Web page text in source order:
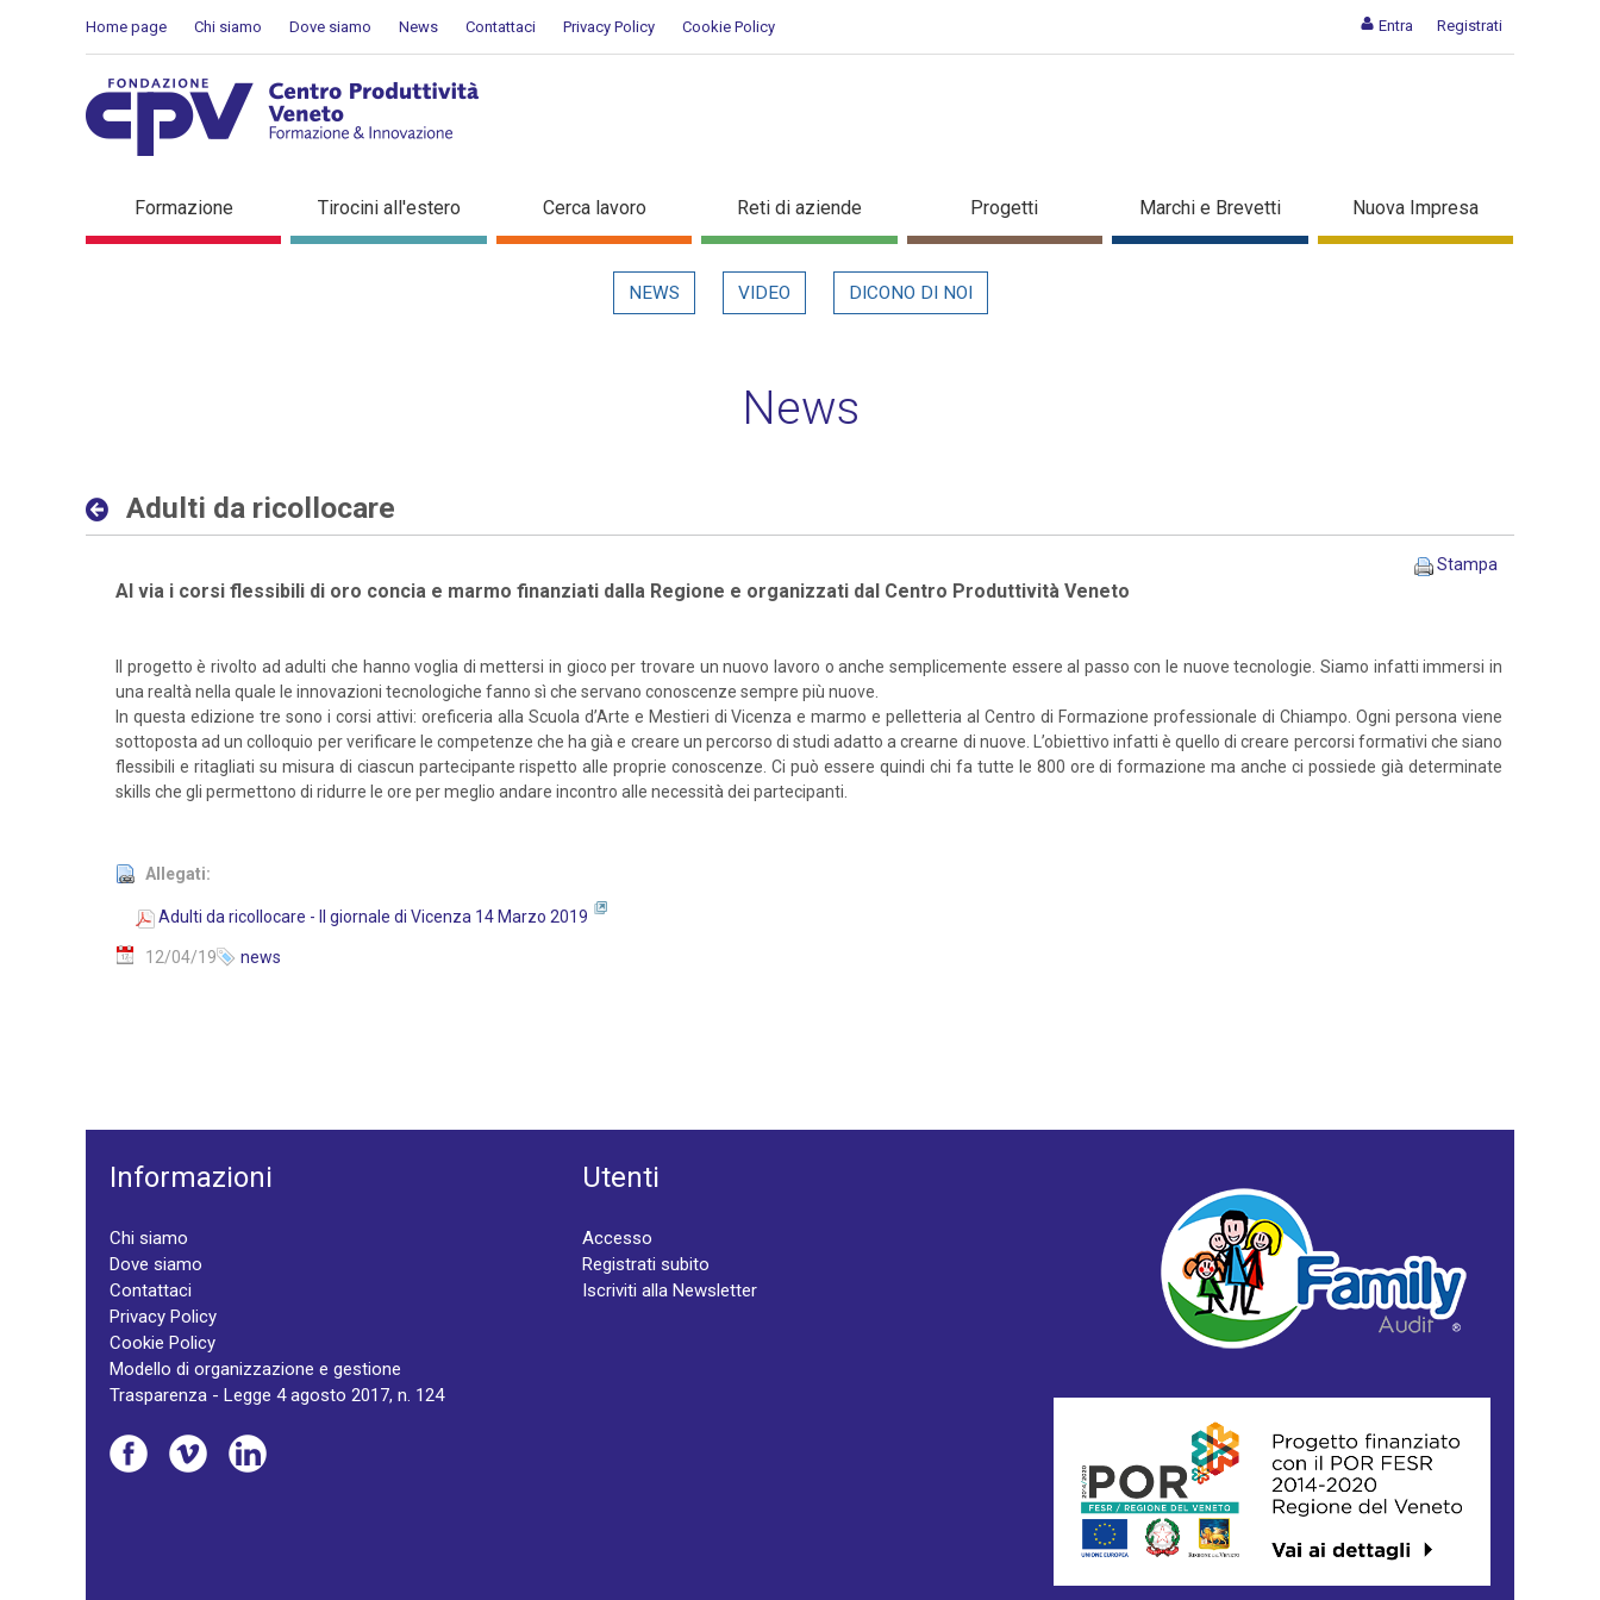
Entra Registrati
Home page Chi siamo Dove siamo News Contattaci Privacy Policy Cookie Policy
Adulti da ricollocare - Dettaglio in evidenza
Formazione Tirocini all'estero Cerca lavoro Reti di aziende Progetti Marchi e Brevetti Nuova Impresa
NEWS VIDEO DICONO DI NOI
News
Adulti da ricollocare
Stampa
Al via i corsi flessibili di oro concia e marmo finanziati dalla Regione e organizzati dal Centro Produttività Veneto
Il progetto è rivolto ad adulti che hanno voglia di mettersi in gioco per trovare un nuovo lavoro o anche semplicemente essere al passo con le nuove tecnologie. Siamo infatti immersi in
una realtà nella quale le innovazioni tecnologiche fanno sì che servano conoscenze sempre più nuove.
In questa edizione tre sono i corsi attivi: oreficeria alla Scuola d’Arte e Mestieri di Vicenza e marmo e pelletteria al Centro di Formazione professionale di Chiampo. Ogni persona viene
sottoposta ad un colloquio per verificare le competenze che ha già e creare un percorso di studi adatto a crearne di nuove. L’obiettivo infatti è quello di creare percorsi formativi che siano
flessibili e ritagliati su misura di ciascun partecipante rispetto alle proprie conoscenze. Ci può essere quindi chi fa tutte le 800 ore di formazione ma anche ci possiede già determinate
skills che gli permettono di ridurre le ore per meglio andare incontro alle necessità dei partecipanti.
Allegati:
Adulti da ricollocare - Il giornale di Vicenza 14 Marzo 2019
12/04/19 news
Informazioni
Chi siamo
Dove siamo
Contattaci
Privacy Policy
Cookie Policy
Modello di organizzazione e gestione
Trasparenza - Legge 4 agosto 2017, n. 124
Utenti
Accesso
Registrati subito
Iscriviti alla Newsletter